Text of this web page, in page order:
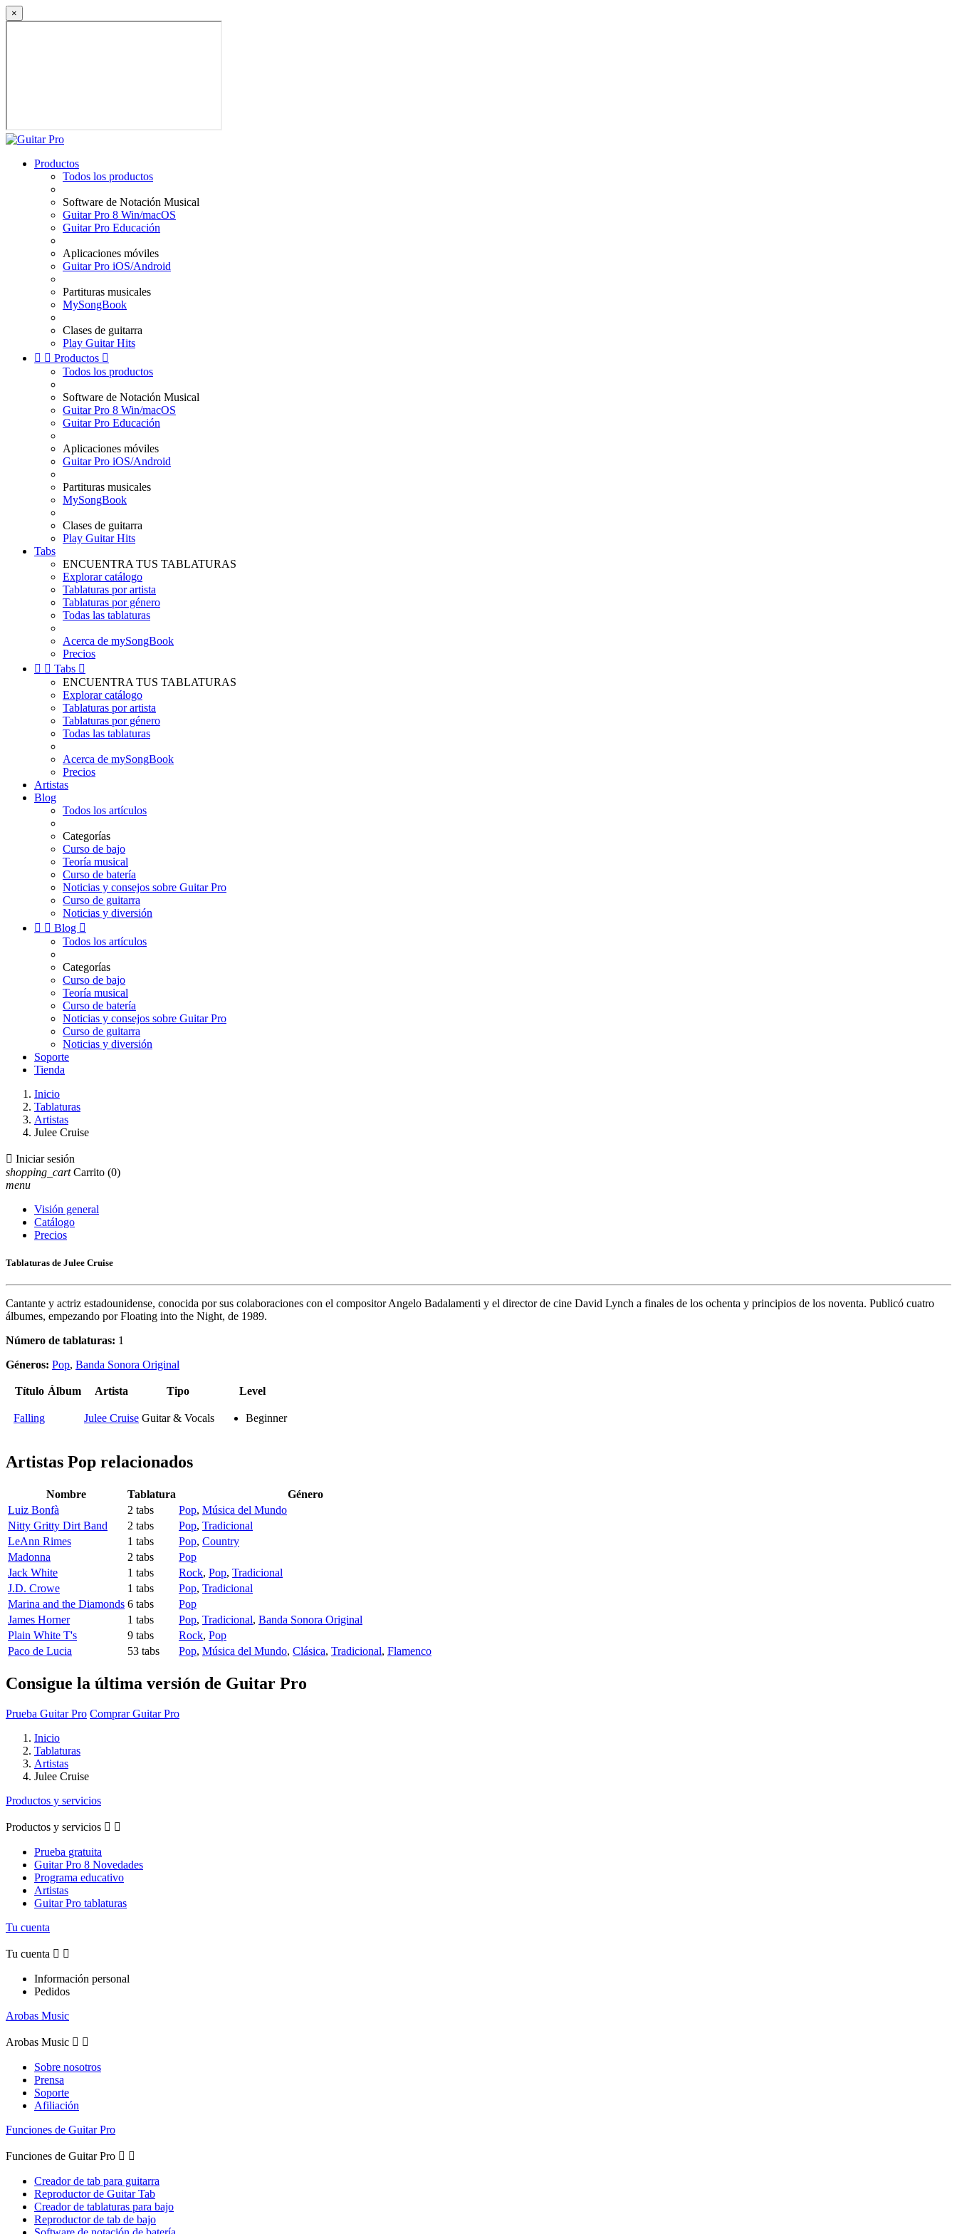
×
Productos
Todos los productos
Software de Notación Musical
Guitar Pro 8 Win/macOS
Guitar Pro Educación
Aplicaciones móviles
Guitar Pro iOS/Android
Partituras musicales
MySongBook
Clases de guitarra
Play Guitar Hits
  Productos 
Todos los productos
Software de Notación Musical
Guitar Pro 8 Win/macOS
Guitar Pro Educación
Aplicaciones móviles
Guitar Pro iOS/Android
Partituras musicales
MySongBook
Clases de guitarra
Play Guitar Hits
Tabs
ENCUENTRA TUS TABLATURAS
Explorar catálogo
Tablaturas por artista
Tablaturas por género
Todas las tablaturas
Acerca de mySongBook
Precios
  Tabs 
ENCUENTRA TUS TABLATURAS
Explorar catálogo
Tablaturas por artista
Tablaturas por género
Todas las tablaturas
Acerca de mySongBook
Precios
Artistas
Blog
Todos los artículos
Categorías
Curso de bajo
Teoría musical
Curso de batería
Noticias y consejos sobre Guitar Pro
Curso de guitarra
Noticias y diversión
  Blog 
Todos los artículos
Categorías
Curso de bajo
Teoría musical
Curso de batería
Noticias y consejos sobre Guitar Pro
Curso de guitarra
Noticias y diversión
Soporte
Tienda
Inicio
Tablaturas
Artistas
Julee Cruise
 Iniciar sesión
shopping_cart Carrito (0)
menu
Visión general
Catálogo
Precios
Tablaturas de Julee Cruise
Cantante y actriz estadounidense, conocida por sus colaboraciones con el compositor Angelo Badalamenti y el director de cine David Lynch a finales de los ochenta y principios de los noventa. Publicó cuatro
álbumes, empezando por Floating into the Night, de 1989.
Número de tablaturas: 1
Géneros: Pop, Banda Sonora Original
Título Álbum Artista Tipo Level
Falling Julee Cruise Guitar & Vocals Beginner
Artistas Pop relacionados
Nombre Tablatura
Género
Luiz Bonfà
2 tabs Pop, Música del Mundo
Nitty Gritty Dirt Band
2 tabs Pop, Tradicional
LeAnn Rimes
1 tabs Pop, Country
Madonna
2 tabs
Pop
Jack White
1 tabs Rock, Pop, Tradicional
J.D. Crowe
1 tabs Pop, Tradicional
Marina and the Diamonds 6 tabs
Pop
James Horner
1 tabs Pop, Tradicional, Banda Sonora Original
Plain White T's
9 tabs Rock, Pop
Paco de Lucia
53 tabs Pop, Música del Mundo, Clásica, Tradicional, Flamenco
Consigue la última versión de Guitar Pro
Prueba Guitar Pro Comprar Guitar Pro
Inicio
Tablaturas
Artistas
Julee Cruise
Productos y servicios
Productos y servicios  
Prueba gratuita
Guitar Pro 8 Novedades
Programa educativo
Artistas
Guitar Pro tablaturas
Tu cuenta
Tu cuenta  
Información personal
Pedidos
Arobas Music
Arobas Music  
Sobre nosotros
Prensa
Soporte
Afiliación
Funciones de Guitar Pro
Funciones de Guitar Pro  
Creador de tab para guitarra
Reproductor de Guitar Tab
Creador de tablaturas para bajo
Reproductor de tab de bajo